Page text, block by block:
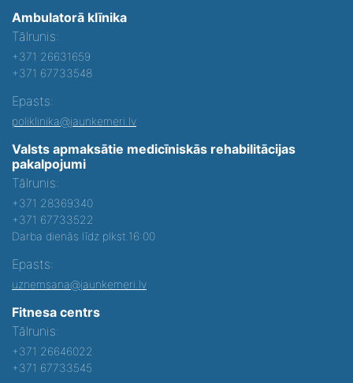
Ambulatorā klīnika
Tālrunis:
+371 26631659
+371 67733548
Epasts:
poliklinika@jaunkemeri.lv
Valsts apmaksātie medicīniskās rehabilitācijas
pakalpojumi
Tālrunis:
+371 28369340
+371 67733522
Darba dienās līdz plkst.16:00
Epasts:
uznemsana@jaunkemeri.lv
Fitnesa centrs
Tālrunis:
+371 26646022
+371 67733545